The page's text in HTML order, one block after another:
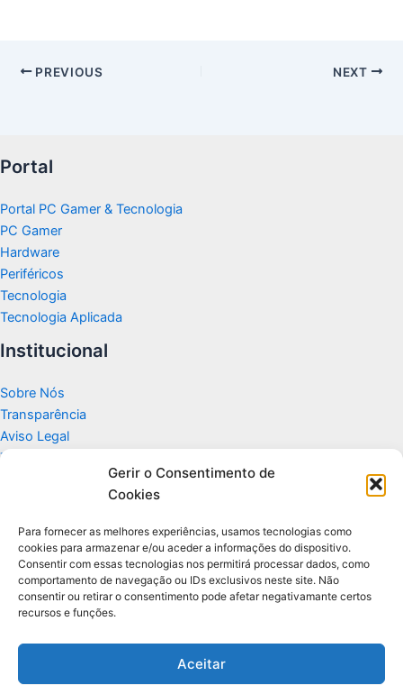
Gerir o Consentimento de
Cookies
Para fornecer as melhores experiências, usamos tecnologias como
cookies para armazenar e/ou aceder a informações do dispositivo.
Consentir com essas tecnologias nos permitirá processar dados, como
comportamento de navegação ou IDs exclusivos neste site. Não
consentir ou retirar o consentimento pode afetar negativamante certos
recursos e funções.
Aceitar
PREVIOUS NEXT
Portal
Portal PC Gamer & Tecnologia
PC Gamer
Hardware
Periféricos
Tecnologia
Tecnologia Aplicada
Institucional
Sobre Nós
Transparência
Aviso Legal
Termos de Uso
Politicas de Privacidade e Cookies
Apoio
Glossário de Tecnologia
Portal editorial independente sobre tecnologia, PC Gamer e guias